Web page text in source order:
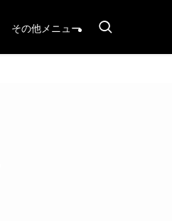
その他メニュー